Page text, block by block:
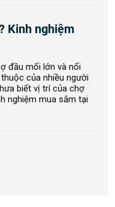
Kinh nghiệm
đầu mối lớn và nổi
của nhiều người
biết vị trí của chợ
nghiệm mua sắm tại